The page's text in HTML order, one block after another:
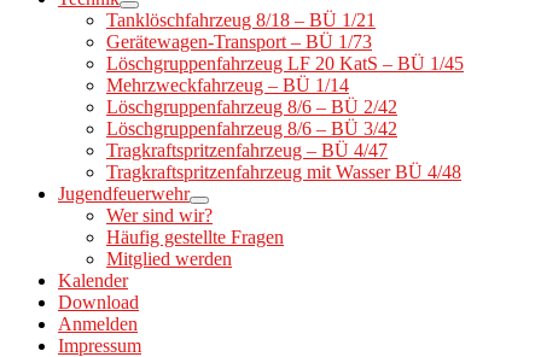
Tanklöschfahrzeug 8/18 – BÜ 1/21
Gerätewagen-Transport – BÜ 1/73
Löschgruppenfahrzeug LF 20 KatS – BÜ 1/45
Mehrzweckfahrzeug – BÜ 1/14
Löschgruppenfahrzeug 8/6 – BÜ 2/42
Löschgruppenfahrzeug 8/6 – BÜ 3/42
Tragkraftspritzenfahrzeug – BÜ 4/47
Tragkraftspritzenfahrzeug mit Wasser BÜ 4/48
Jugendfeuerwehr
Wer sind wir?
Häufig gestellte Fragen
Mitglied werden
Kalender
Download
Anmelden
Impressum